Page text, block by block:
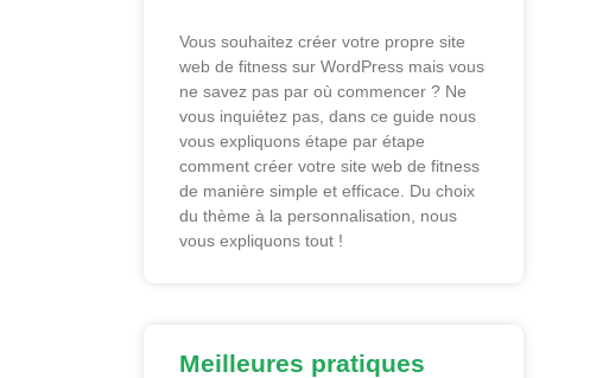
Vous souhaitez créer votre propre site
web de fitness sur WordPress mais vous
ne savez pas par où commencer ? Ne
vous inquiétez pas, dans ce guide nous
vous expliquons étape par étape
comment créer votre site web de fitness
de manière simple et efficace. Du choix
du thème à la personnalisation, nous
vous expliquons tout !
Meilleures pratiques